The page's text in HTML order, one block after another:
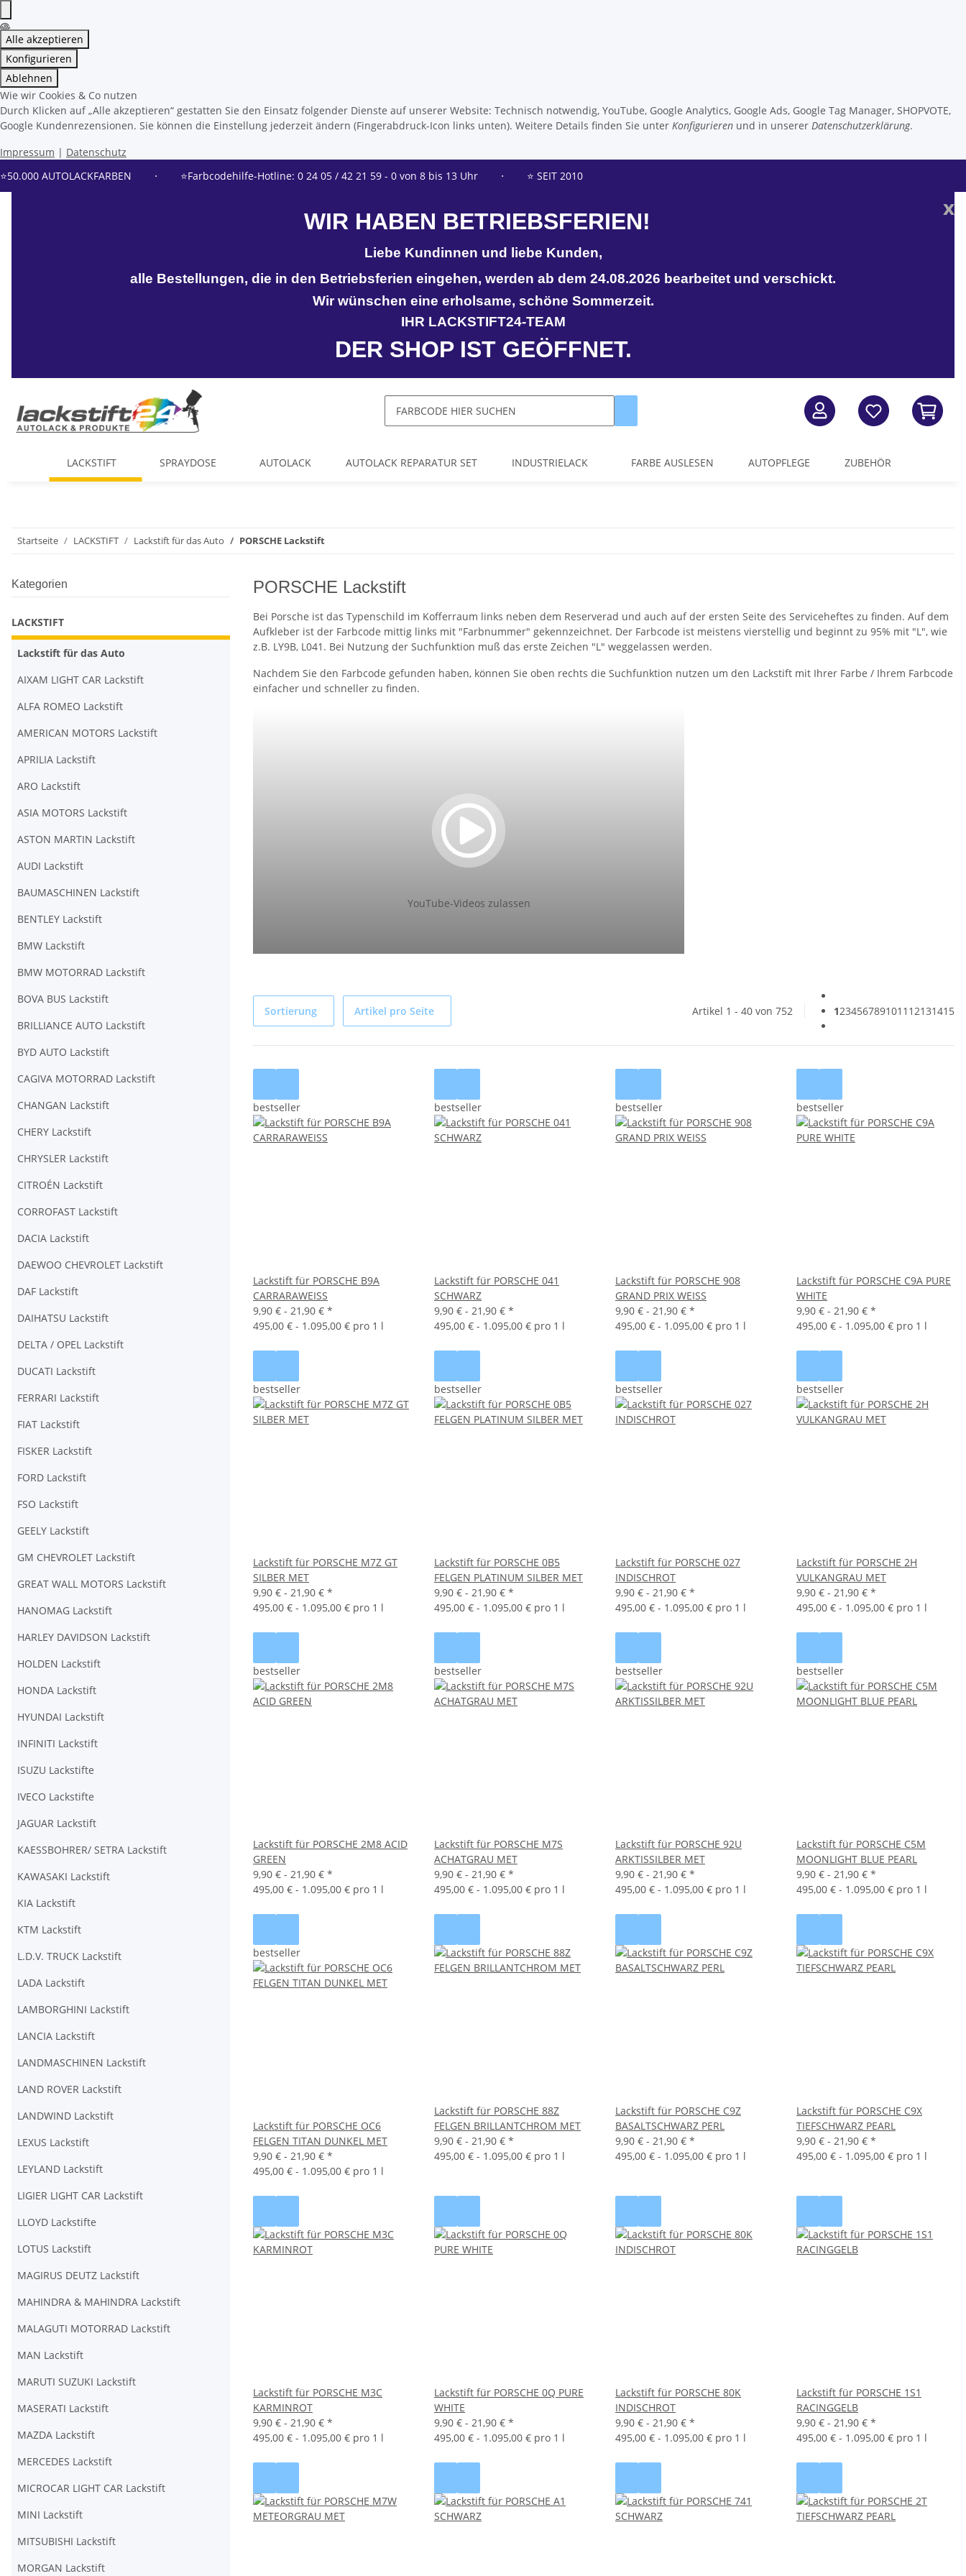
Alle akzeptieren
Konfigurieren
Ablehnen
Wie wir Cookies & Co nutzen
Durch Klicken auf „Alle akzeptieren“ gestatten Sie den Einsatz folgender Dienste auf unserer Website: Technisch notwendig, YouTube, Google Analytics, Google Ads, Google Tag Manager, SHOPVOTE,
Google Kundenrezensionen. Sie können die Einstellung jederzeit ändern (Fingerabdruck-Icon links unten). Weitere Details finden Sie unter Konfigurieren und in unserer Datenschutzerklärung.
Impressum | Datenschutz
⭐50.000 AUTOLACKFARBEN
⋅ ⭐Farbcodehilfe-Hotline: 0 24 05 / 42 21 59 - 0 von 8 bis 13 Uhr ⋅ ⭐ SEIT 2010
x
WIR HABEN BETRIEBSFERIEN!
Liebe Kundinnen und liebe Kunden,
alle Bestellungen, die in den Betriebsferien eingehen, werden ab dem 24.08.2026 bearbeitet und verschickt.
Wir wünschen eine erholsame, schöne Sommerzeit.
IHR LACKSTIFT24-TEAM
DER SHOP IST GEÖFFNET.
LACKSTIFT SPRAYDOSE AUTOLACK AUTOLACK REPARATUR SET INDUSTRIELACK FARBE AUSLESEN AUTOPFLEGE ZUBEHÖR
Startseite LACKSTIFT Lackstift für das Auto PORSCHE Lackstift
PORSCHE Lackstift
Bei Porsche ist das Typenschild im Kofferraum links neben dem Reserverad und auch auf der ersten Seite des Serviceheftes zu finden. Auf dem
Aufkleber ist der Farbcode mittig links mit "Farbnummer" gekennzeichnet. Der Farbcode ist meistens vierstellig und beginnt zu 95% mit "L", wie
z.B. LY9B, L041. Bei Nutzung der Suchfunktion muß das erste Zeichen "L" weggelassen werden.
Nachdem Sie den Farbcode gefunden haben, können Sie oben rechts die Suchfunktion nutzen um den Lackstift mit Ihrer Farbe / Ihrem Farbcode
einfacher und schneller zu finden.
YouTube-Videos zulassen
Sortierung Artikel pro Seite Artikel 1 - 40 von 752 1234567891011 12131415
bestseller
Lackstift für PORSCHE B9A
CARRARAWEISS
9,90 € - 21,90 € *
495,00 € - 1.095,00 € pro 1 l
bestseller
Lackstift für PORSCHE 041
SCHWARZ
9,90 € - 21,90 € *
495,00 € - 1.095,00 € pro 1 l
bestseller
Lackstift für PORSCHE 908
GRAND PRIX WEISS
9,90 € - 21,90 € *
495,00 € - 1.095,00 € pro 1 l
bestseller
Lackstift für PORSCHE C9A PURE
WHITE
9,90 € - 21,90 € *
495,00 € - 1.095,00 € pro 1 l
bestseller
Lackstift für PORSCHE M7Z GT
SILBER MET
9,90 € - 21,90 € *
495,00 € - 1.095,00 € pro 1 l
bestseller
Lackstift für PORSCHE 0B5
FELGEN PLATINUM SILBER MET
9,90 € - 21,90 € *
495,00 € - 1.095,00 € pro 1 l
bestseller
Lackstift für PORSCHE 027
INDISCHROT
9,90 € - 21,90 € *
495,00 € - 1.095,00 € pro 1 l
bestseller
Lackstift für PORSCHE 2H
VULKANGRAU MET
9,90 € - 21,90 € *
495,00 € - 1.095,00 € pro 1 l
bestseller
Lackstift für PORSCHE 2M8 ACID
GREEN
9,90 € - 21,90 € *
495,00 € - 1.095,00 € pro 1 l
bestseller
Lackstift für PORSCHE M7S
ACHATGRAU MET
9,90 € - 21,90 € *
495,00 € - 1.095,00 € pro 1 l
bestseller
Lackstift für PORSCHE 92U
ARKTISSILBER MET
9,90 € - 21,90 € *
495,00 € - 1.095,00 € pro 1 l
bestseller
Lackstift für PORSCHE C5M
MOONLIGHT BLUE PEARL
9,90 € - 21,90 € *
495,00 € - 1.095,00 € pro 1 l
bestseller
Lackstift für PORSCHE OC6
FELGEN TITAN DUNKEL MET
9,90 € - 21,90 € *
495,00 € - 1.095,00 € pro 1 l
Lackstift für PORSCHE 88Z
FELGEN BRILLANTCHROM MET
9,90 € - 21,90 € *
495,00 € - 1.095,00 € pro 1 l
Lackstift für PORSCHE C9Z
BASALTSCHWARZ PERL
9,90 € - 21,90 € *
495,00 € - 1.095,00 € pro 1 l
Lackstift für PORSCHE C9X
TIEFSCHWARZ PEARL
9,90 € - 21,90 € *
495,00 € - 1.095,00 € pro 1 l
Lackstift für PORSCHE M3C
KARMINROT
9,90 € - 21,90 € *
495,00 € - 1.095,00 € pro 1 l
Lackstift für PORSCHE 0Q PURE
WHITE
9,90 € - 21,90 € *
495,00 € - 1.095,00 € pro 1 l
Lackstift für PORSCHE 80K
INDISCHROT
9,90 € - 21,90 € *
495,00 € - 1.095,00 € pro 1 l
Lackstift für PORSCHE 1S1
RACINGGELB
9,90 € - 21,90 € *
495,00 € - 1.095,00 € pro 1 l
Kategorien
LACKSTIFT
Lackstift für das Auto
AIXAM LIGHT CAR Lackstift
ALFA ROMEO Lackstift
AMERICAN MOTORS Lackstift
APRILIA Lackstift
ARO Lackstift
ASIA MOTORS Lackstift
ASTON MARTIN Lackstift
AUDI Lackstift
BAUMASCHINEN Lackstift
BENTLEY Lackstift
BMW Lackstift
BMW MOTORRAD Lackstift
BOVA BUS Lackstift
BRILLIANCE AUTO Lackstift
BYD AUTO Lackstift
CAGIVA MOTORRAD Lackstift
CHANGAN Lackstift
CHERY Lackstift
CHRYSLER Lackstift
CITROÉN Lackstift
CORROFAST Lackstift
DACIA Lackstift
DAEWOO CHEVROLET Lackstift
DAF Lackstift
DAIHATSU Lackstift
DELTA / OPEL Lackstift
DUCATI Lackstift
FERRARI Lackstift
FIAT Lackstift
FISKER Lackstift
FORD Lackstift
FSO Lackstift
GEELY Lackstift
GM CHEVROLET Lackstift
GREAT WALL MOTORS Lackstift
HANOMAG Lackstift
HARLEY DAVIDSON Lackstift
HOLDEN Lackstift
HONDA Lackstift
HYUNDAI Lackstift
INFINITI Lackstift
ISUZU Lackstifte
IVECO Lackstifte
JAGUAR Lackstift
KAESSBOHRER/ SETRA Lackstift
KAWASAKI Lackstift
KIA Lackstift
KTM Lackstift
L.D.V. TRUCK Lackstift
LADA Lackstift
LAMBORGHINI Lackstift
LANCIA Lackstift
LANDMASCHINEN Lackstift
LAND ROVER Lackstift
LANDWIND Lackstift
LEXUS Lackstift
LEYLAND Lackstift
LIGIER LIGHT CAR Lackstift
LLOYD Lackstifte
LOTUS Lackstift
MAGIRUS DEUTZ Lackstift
MAHINDRA & MAHINDRA Lackstift
MALAGUTI MOTORRAD Lackstift
MAN Lackstift
MARUTI SUZUKI Lackstift
MASERATI Lackstift
MAZDA Lackstift
MERCEDES Lackstift
MICROCAR LIGHT CAR Lackstift
MINI Lackstift
MITSUBISHI Lackstift
MORGAN Lackstift